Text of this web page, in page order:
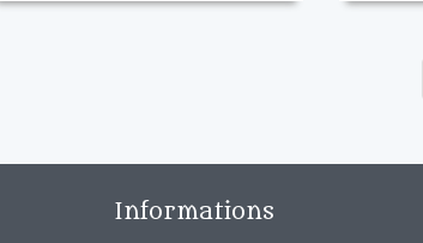
Informations